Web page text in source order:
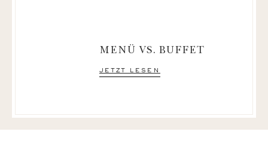
MENÜ VS. BUFFET
jetzt lesen